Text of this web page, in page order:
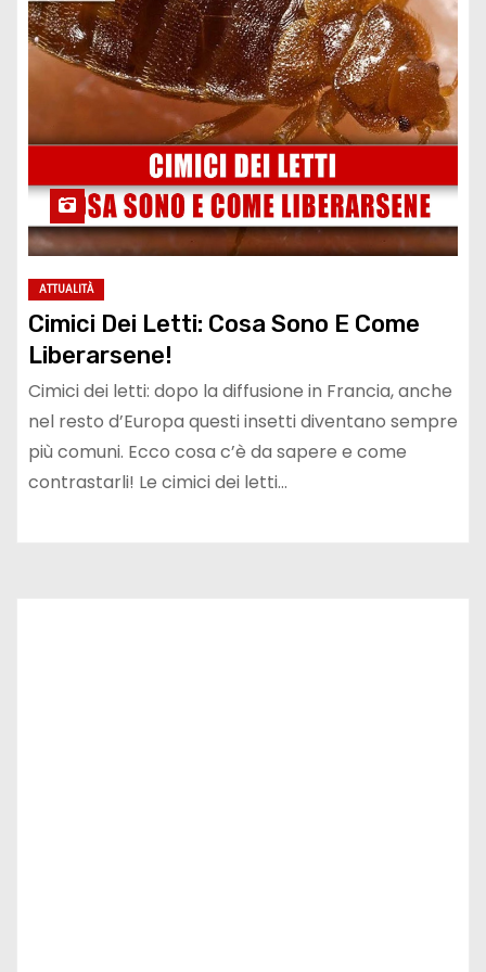
ATTUALITÀ
Cimici Dei Letti: Cosa Sono E Come
Liberarsene!
Cimici dei letti: dopo la diffusione in Francia, anche
nel resto d’Europa questi insetti diventano sempre
più comuni. Ecco cosa c’è da sapere e come
contrastarli! Le cimici dei letti…